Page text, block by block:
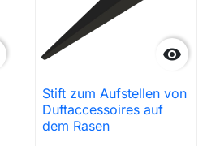

Stift zum Aufstellen von
Duftaccessoires auf
dem Rasen